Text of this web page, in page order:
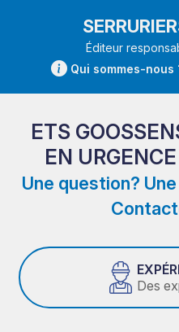
Éditeur
Qui sommes-nous
ETS
EN
Une question?
Des